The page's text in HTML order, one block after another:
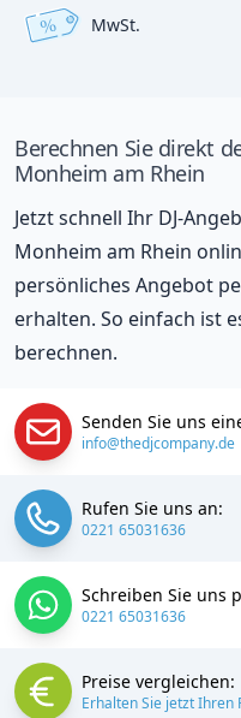
% MwSt.
Berechnen Sie direkt
Monheim am Rhein
Jetzt schnell Ihr DJ-
Monheim am Rhein
persönliches Angebot
erhalten. So einfach ist
berechnen.
Senden Sie uns
info@thedjcompany.de
Rufen Sie uns an:
0221 65031636
Schreiben Sie uns
0221 65031636
Preise vergleichen:
Erhalten Sie jetzt Ihren